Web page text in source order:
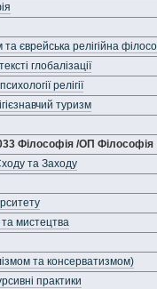
та єврейська релігійна
глобалізації
релігії
туризм
Філософія /ОП Філософія
та Заходу
та мистецтва
та консерватизмом)
практики